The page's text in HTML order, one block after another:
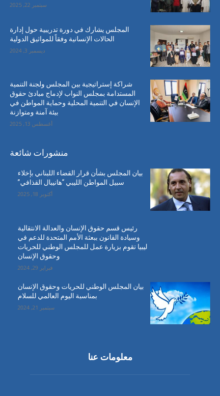
سبتمبر 22, 2025
المجلس يشارك في دورة تدريبية حول إدارة
الحالات الإنسانية وفقاً للمواثيق الدولية
ديسمبر 3, 2024
شراكة إستراتيجية بين المجلس ولجنة التنمية
المستدامة بمجلس النواب لإدماج مبادئ حقوق
الإنسان في التنمية المحلية وحماية المواطن في
بيئة آمنة ومتوازنة
أغسطس 13, 2025
منشورات شائعة
بيان المجلس بشأن قرار القضاء اللبناني بإخلاء
سبيل المواطن الليبي “هانيبال القذافي”
أكتوبر 18, 2025
رئيس قسم حقوق الإنسان والعدالة الانتقالية
وسيادة القانون ببعثة الأمم المتحدة للدعم في
ليبيا تقوم بزيارة عمل للمجلس الوطني للحريات
وحقوق الإنسان
فبراير 29, 2024
بيان المجلس الوطني للحريات وحقوق الإنسان
بمناسبة اليوم العالمي للسلام
سبتمبر 21, 2024
معلومات عنا